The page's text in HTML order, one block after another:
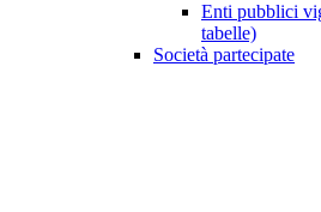
Enti pubblici
tabelle)
Società partecipate